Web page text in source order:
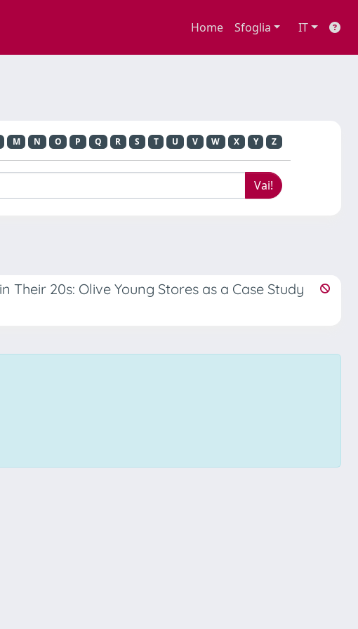
Home Sfoglia IT
M N O P Q R S T U V W X Y Z
Their 20s: Olive Young Stores as a Case Study